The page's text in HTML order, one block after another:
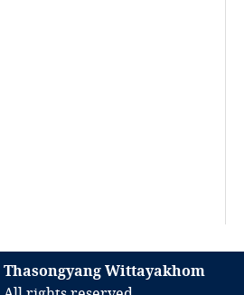
Thasongyang Wittayakhom